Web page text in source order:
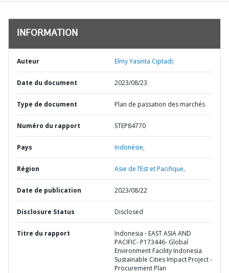
INFORMATION
Auteur Elmy Yasinta Ciptadi;
Date du document 2023/08/23
Type de document Plan de passation des marchés
Numéro du rapport STEP84770
Pays Indonésie,
Région Asie de l’Est et Pacifique,
Date de publication 2023/08/22
Disclosure Status Disclosed
Titre du rapport
Indonesia - EAST ASIA AND
PACIFIC- P173446- Global
Environment Facility Indonesia
Sustainable Cities Impact Project -
Procurement Plan